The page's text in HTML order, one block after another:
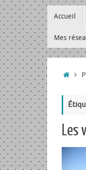
au
contenu
Accueil
Mes
Les